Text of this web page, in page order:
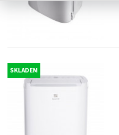
SKLADEM